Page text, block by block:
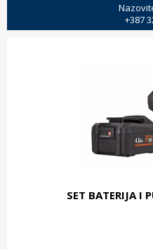
+387
SET BATERIJA I